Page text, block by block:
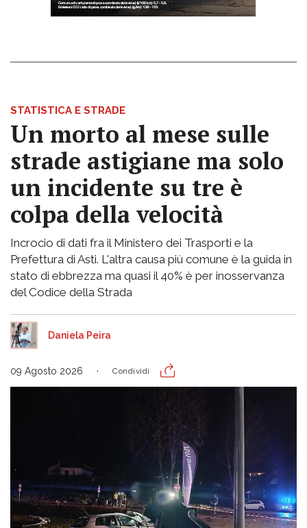
STATISTICA E STRADE
Un morto al mese sulle
strade astigiane ma solo
un incidente su tre è
colpa della velocità
Incrocio di dati fra il Ministero dei Trasporti e la
Prefettura di Asti. L'altra causa più comune è la guida in
stato di ebbrezza ma quasi il 40% è per inosservanza
del Codice della Strada
Daniela Peira
09 Agosto 2026 Condividi